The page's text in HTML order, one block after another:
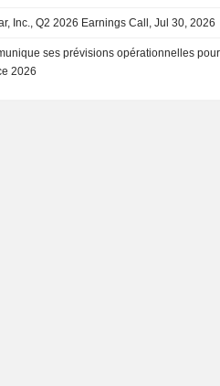
Inc., Q2 2026 Earnings Call, Jul 30, 2026
ses prévisions opérationnelles
2026